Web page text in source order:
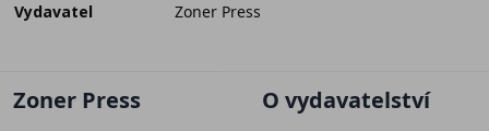
Vydavatel
Zoner Press
Zoner Press O vydavatelství